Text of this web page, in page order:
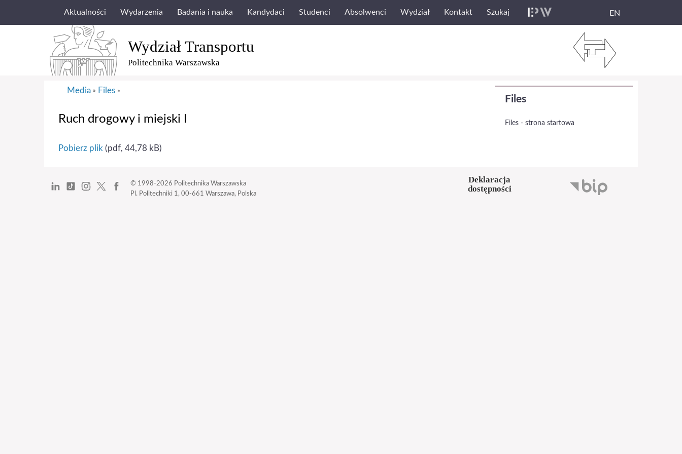
Aktualności Wydarzenia Badania i nauka Kandydaci Studenci Absolwenci Wydział Kontakt Szukaj EN
Wydział Transportu
Politechnika Warszawska
Files
Files - strona startowa
Media » Files »
Ruch drogowy i miejski I
Pobierz plik (pdf, 44,78 kB)
© 1998-2026 Politechnika Warszawska
Pl. Politechniki 1, 00-661 Warszawa, Polska
Deklaracja
dostępności